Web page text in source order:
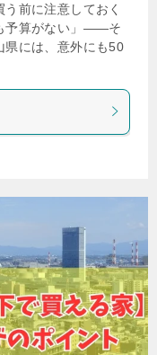
前に注意しておく
予算がない」——そ
県には、意外にも50